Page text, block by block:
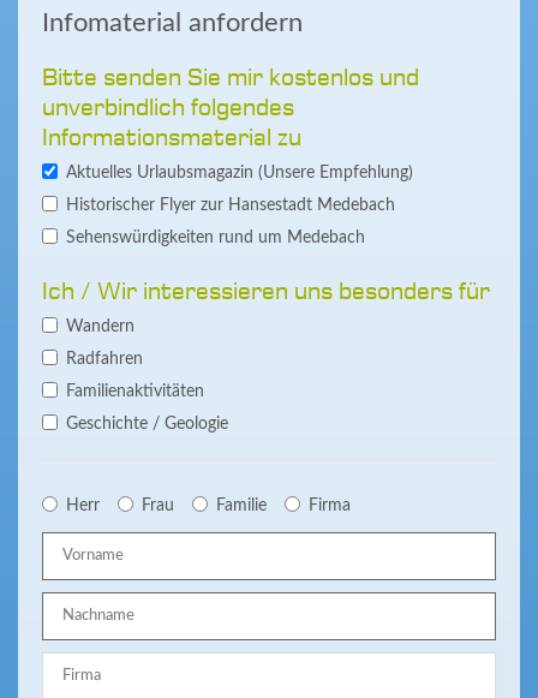
Infomaterial anfordern
Bitte senden Sie mir kostenlos und
unverbindlich folgendes
Informationsmaterial zu
Aktuelles Urlaubsmagazin (Unsere Empfehlung)
Historischer Flyer zur Hansestadt Medebach
Sehenswürdigkeiten rund um Medebach
Ich / Wir interessieren uns besonders für
Wandern
Radfahren
Familienaktivitäten
Geschichte / Geologie
Herr Frau Familie Firma